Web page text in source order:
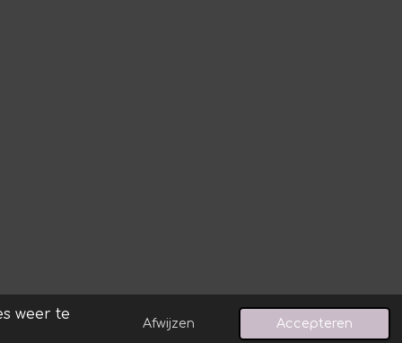
weer te
Afwijzen Accepteren